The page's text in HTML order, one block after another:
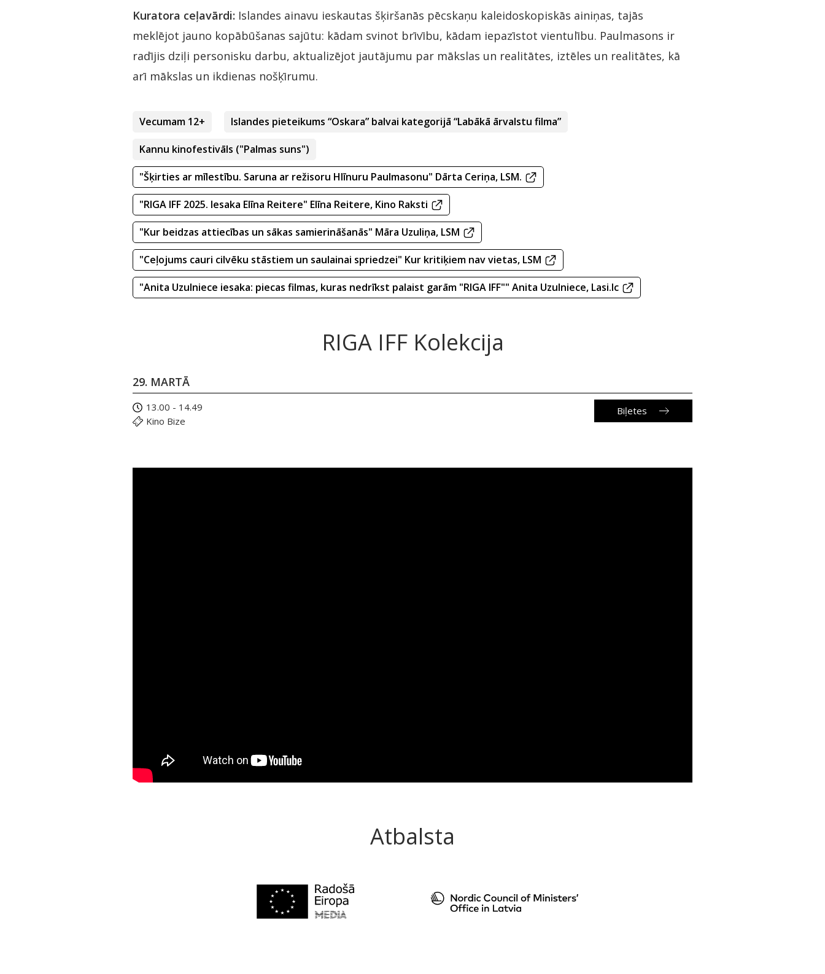
Kuratora ceļavārdi: Islandes ainavu ieskautas šķiršanās pēcskaņu kaleidoskopiskās ainiņas, tajās
meklējot jauno kopābūšanas sajūtu: kādam svinot brīvību, kādam iepazīstot vientulību. Paulmasons ir
radījis dziļi personisku darbu, aktualizējot jautājumu par mākslas un realitātes, iztēles un realitātes, kā
arī mākslas un ikdienas nošķīrumu.
Vecumam 12+ Islandes pieteikums “Oskara” balvai kategorijā “Labākā ārvalstu filma”
Kannu kinofestivāls ("Palmas suns")
"Šķirties ar mīlestību. Saruna ar režisoru Hlīnuru Paulmasonu" Dārta Ceriņa, LSM.
"RIGA IFF 2025. Iesaka Elīna Reitere" Elīna Reitere, Kino Raksti
"Kur beidzas attiecības un sākas samierināšanās" Māra Uzuliņa, LSM
"Ceļojums cauri cilvēku stāstiem un saulainai spriedzei" Kur kritiķiem nav vietas, LSM
"Anita Uzulniece iesaka: piecas filmas, kuras nedrīkst palaist garām "RIGA IFF"" Anita Uzulniece, Lasi.lc
RIGA IFF Kolekcija
29. MARTĀ
13.00 - 14.49
Kino Bize
Biļetes
Atbalsta